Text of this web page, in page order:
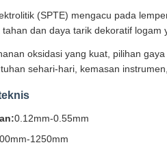
(SPTE) mengacu pada
dan daya tarik dekoratif
oksidasi yang kuat, pilihan
sehari-hari, kemasan
0.12mm-0.55mm
1250mm